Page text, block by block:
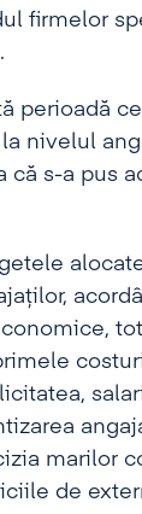
firmelor
perioadă
nivelul
că s-a pus
marilor
de